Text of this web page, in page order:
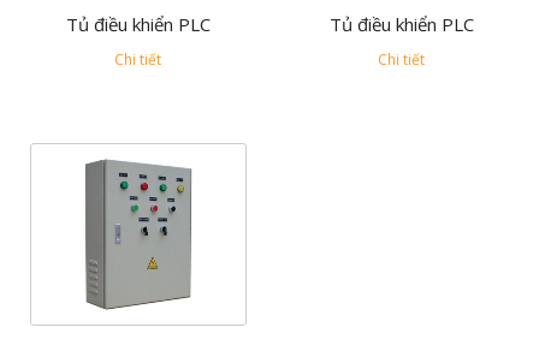
Tủ điều khiển PLC
Chi tiết
Tủ điều khiển PLC
Chi tiết